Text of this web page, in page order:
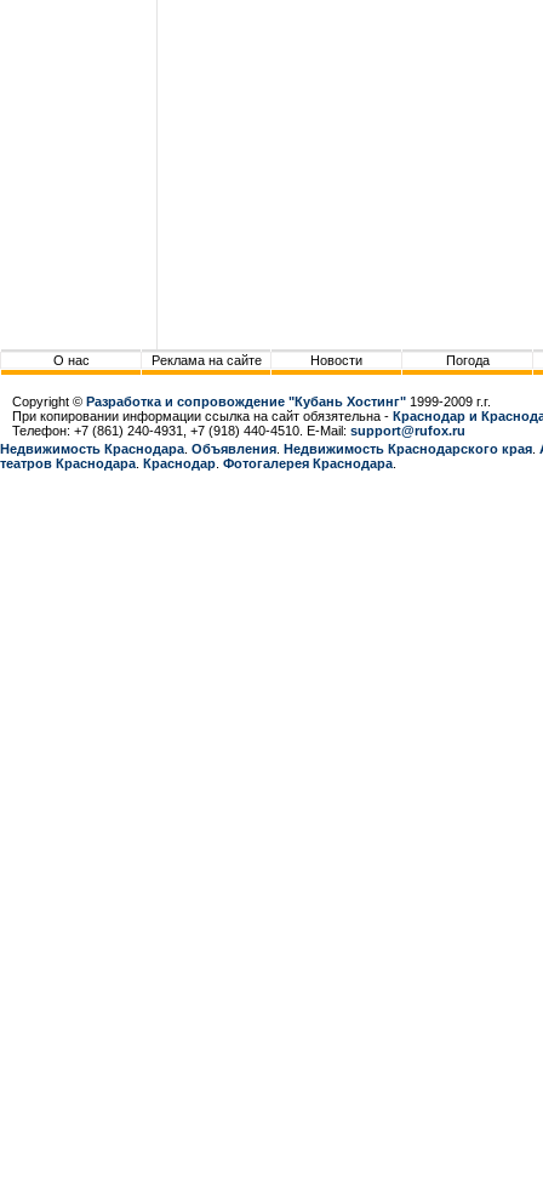
О нас Реклама на сайте Новости Погода
Copyright © Разработка и сопровождение "Кубань Хостинг" 1999-2009 г.г.
При копировании информации ссылка на сайт обязятельна - Краснодар и
Телефон: +7 (861) 240-4931, +7 (918) 440-4510. E-Mail: support@rufox.ru
Недвижимость Краснодара Объявления Недвижимость Краснодарcкого края
театров Краснодара Краснодар Фотогалерея Краснодара